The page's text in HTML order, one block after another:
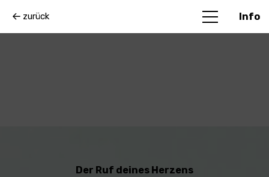
zurück Info
Der Ruf deines Herzens